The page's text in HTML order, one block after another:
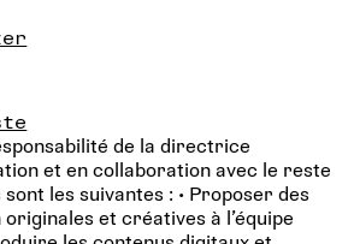
de la directrice
et en collaboration avec le reste
sont les suivantes : • Proposer des
et créatives à l’équipe